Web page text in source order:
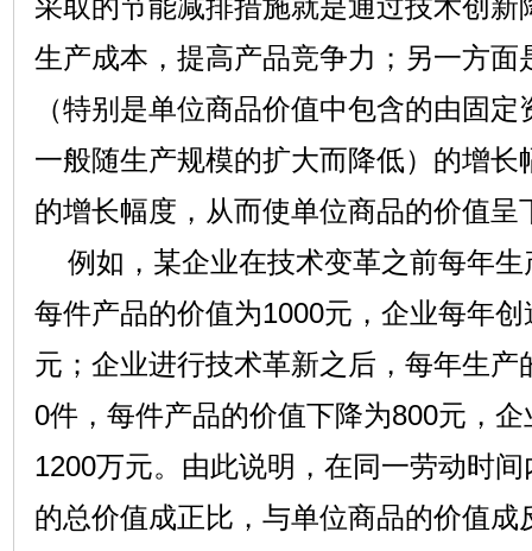
采取的节能减排措施就是通过技术创新
生产成本，提高产品竞争力；另一方面
（特别是单位商品价值中包含的由固
一般随生产规模的扩大而降低）的增长
的增长幅度，从而使单位商品的价值呈
例如，某企业在技术变革之前每年生
每件产品的价值为1000元，企业每年
元；企业进行技术革新之后，每年生产
0件，每件产品的价值下降为800元，
1200万元。由此说明，在同一劳动时
的总价值成正比，与单位商品的价值成